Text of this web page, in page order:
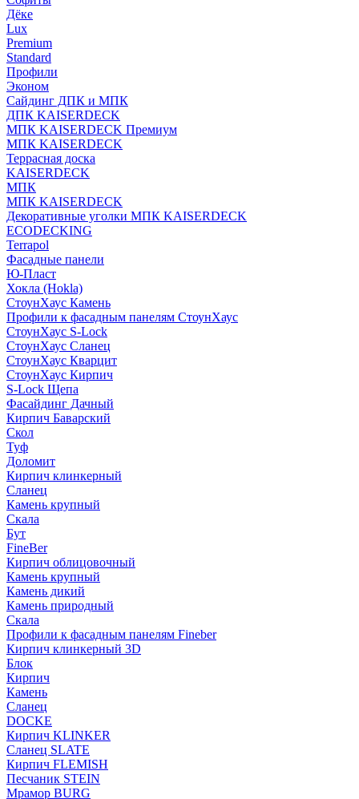
Дёке
Lux
Premium
Standard
Профили
Эконом
Сайдинг ДПК и МПК
ДПК KAISERDECK
МПК KAISERDECK Премиум
МПК KAISERDECK
Террасная доска
KAISERDECK
МПК
МПК KAISERDECK
Декоративные уголки МПК KAISERDECK
ECODECKING
Terrapol
Фасадные панели
Ю-Пласт
Хокла (Hokla)
СтоунХаус Камень
Профили к фасадным панелям СтоунХаус
СтоунХаус S-Lock
СтоунХаус Сланец
СтоунХаус Кварцит
СтоунХаус Кирпич
S-Lock Щепа
Фасайдинг Дачный
Кирпич Баварский
Скол
Туф
Доломит
Кирпич клинкерный
Сланец
Камень крупный
Скала
Бут
FineBer
Кирпич облицовочный
Камень крупный
Камень дикий
Камень природный
Скала
Профили к фасадным панелям Fineber
Кирпич клинкерный 3D
Блок
Кирпич
Камень
Сланец
DOCKE
Кирпич KLINKER
Сланец SLATE
Кирпич FLEMISH
Пес­ча­ник STEIN
Мрамор BURG